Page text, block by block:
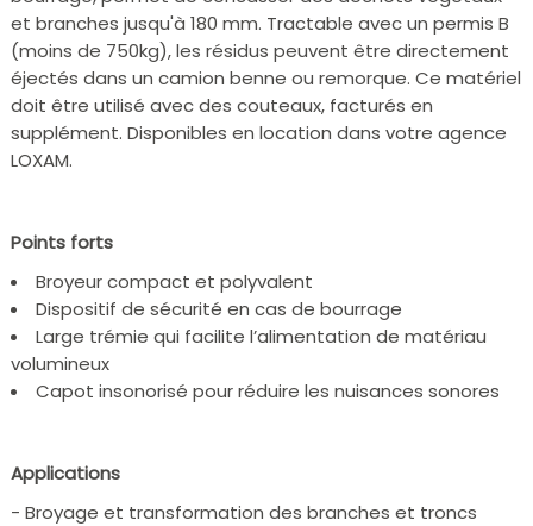
et branches jusqu'à 180 mm. Tractable avec un permis B
(moins de 750kg), les résidus peuvent être directement
éjectés dans un camion benne ou remorque. Ce matériel
doit être utilisé avec des couteaux, facturés en
supplément. Disponibles en location dans votre agence
LOXAM.
Points forts
Broyeur compact et polyvalent
Dispositif de sécurité en cas de bourrage
Large trémie qui facilite l’alimentation de matériau
volumineux
Capot insonorisé pour réduire les nuisances sonores
Applications
- Broyage et transformation des branches et troncs